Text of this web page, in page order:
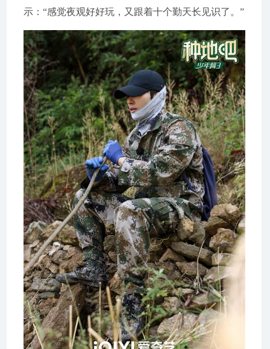
示：“感觉夜观好好玩，又跟着十个勤天长见识了。”